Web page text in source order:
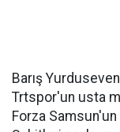
Barış
Trtspor'un usta
Forza